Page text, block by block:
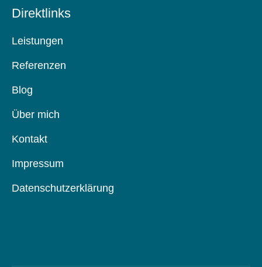
Direktlinks
Leistungen
Referenzen
Blog
Über mich
Kontakt
Impressum
Datenschutzerklärung